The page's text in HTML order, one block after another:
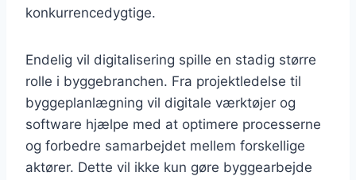
konkurrencedygtige.
Endelig vil digitalisering spille en stadig større
rolle i byggebranchen. Fra projektledelse til
byggeplanlægning vil digitale værktøjer og
software hjælpe med at optimere processerne
og forbedre samarbejdet mellem forskellige
aktører. Dette vil ikke kun gøre byggearbejde